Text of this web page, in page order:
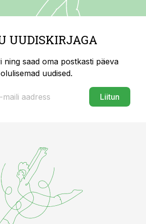
UUDISKIRJAGA
ning saad oma postkasti päeva
olulisemad uudised.
Liitun